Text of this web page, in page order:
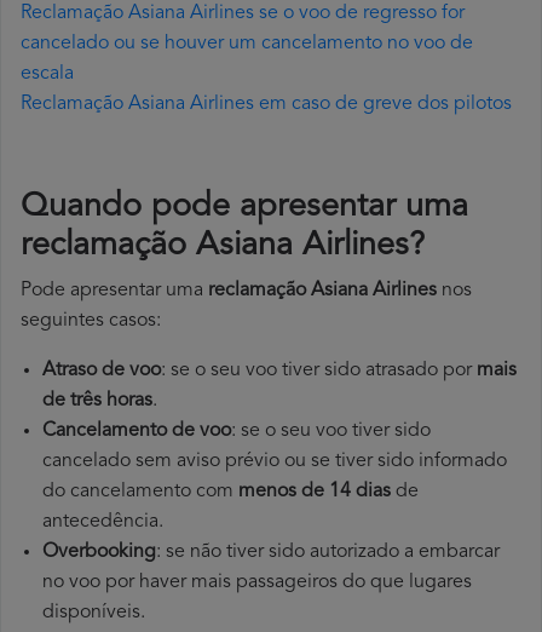
Reclamação Asiana Airlines se o voo de regresso for
cancelado ou se houver um cancelamento no voo de
escala
Reclamação Asiana Airlines em caso de greve dos pilotos
Quando pode apresentar uma
reclamação Asiana Airlines?
Pode apresentar uma reclamação Asiana Airlines nos
seguintes casos:
Atraso de voo: se o seu voo tiver sido atrasado por mais
de três horas.
Cancelamento de voo: se o seu voo tiver sido
cancelado sem aviso prévio ou se tiver sido informado
do cancelamento com menos de 14 dias de
antecedência.
Overbooking: se não tiver sido autorizado a embarcar
no voo por haver mais passageiros do que lugares
disponíveis.